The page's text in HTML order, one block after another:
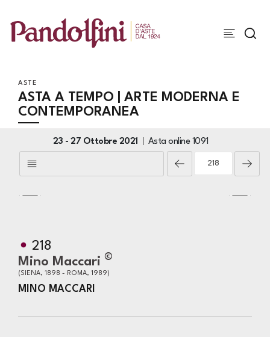
ASTE
ASTA A TEMPO | ARTE MODERNA E
CONTEMPORANEA
23 - 27 Ottobre 2021 Asta online 1091
218
Mino Maccari ©
(SIENA, 1898 - ROMA, 1989)
MINO MACCARI